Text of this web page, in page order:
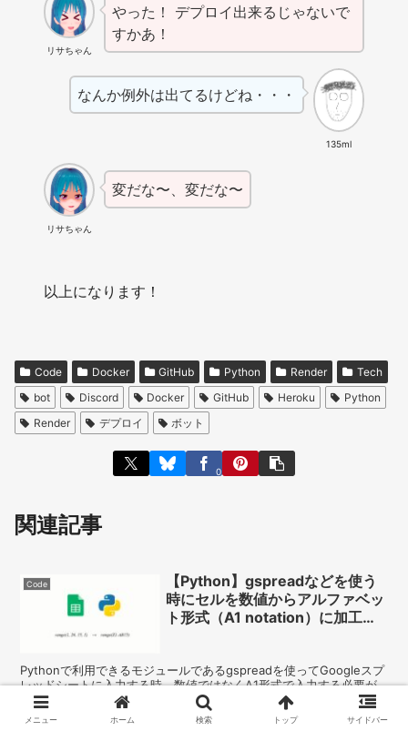
リサちゃん
やった！ デプロイ出来るじゃないで
すかあ！
135ml
なんか例外は出てるけどね・・・
リサちゃん
変だな〜、変だな〜
以上になります！
Code Docker GitHub Python Render
Tech
bot
Discord Docker GitHub Heroku
Python
Render
デプロイ ボット
0
関連記事
Code
【Python】gspreadなどを使う
時にセルを数値からアルファベッ
ト形式（A1 notation）に加工す
Pythonで利用できるモジュールであるgspreadを使ってGoogleスプ
レッドシートに入力する時、数値ではなくA1形式で入力する必要が
あります。数値からアルファベットにするスクリプトを掲載します。
メニュー ホーム 検索 トップ サイドバー